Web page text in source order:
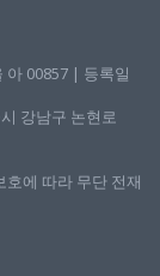
00857 | 등록일
강남구 논현로
에 따라 무단 전재